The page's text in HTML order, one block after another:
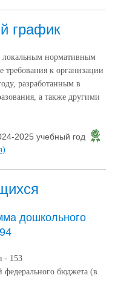
график
локальным нормативным
к организации
разработанным в
а также другими
2025 учебный год
дошкольного
- 153
федерального бюджета (в